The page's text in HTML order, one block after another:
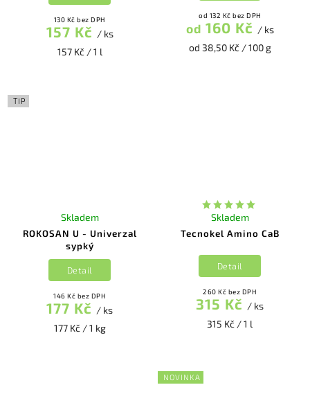
130 Kč bez DPH
157 Kč / ks
157 Kč / 1 l
od 132 Kč bez DPH
od 160 Kč / ks
od 38,50 Kč / 100 g
TIP
ROKOSAN U - Univerzal
sypký
Skladem
146 Kč bez DPH
177 Kč / ks
177 Kč / 1 kg
Detail
Tecnokel Amino CaB
Skladem
260 Kč bez DPH
315 Kč / ks
315 Kč / 1 l
Detail
NOVINKA